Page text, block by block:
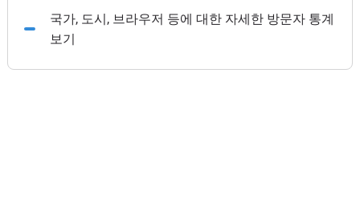
국가, 도시, 브라우저 등에 대한 자세한 방문자 통계
보기